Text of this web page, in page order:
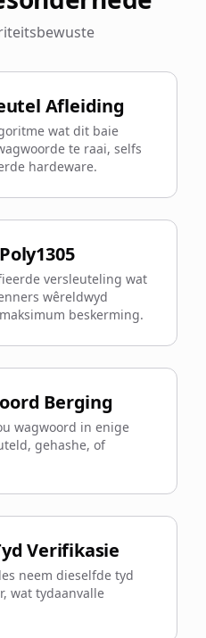
Afleiding
wat dit baie
te raai, selfs
hardeware.
versleuteling wat
wêreldwyd
beskerming.
Berging
wagwoord in enige
gehashe, of
Verifikasie
neem dieselfde tyd
wat tydaanvalle